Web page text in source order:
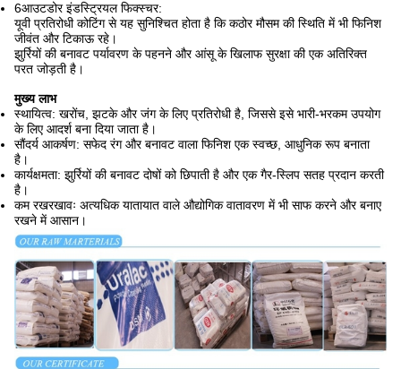
6आउटडोर इंडस्ट्रियल फिक्स्चर:
यूवी प्रतिरोधी कोटिंग से यह सुनिश्चित होता है कि कठोर मौसम की स्थिति में भी फिनिश
जीवंत और टिकाऊ रहे।
झुर्रियों की बनावट पर्यावरण के पहनने और आंसू के खिलाफ सुरक्षा की एक अतिरिक्त
परत जोड़ती है।
मुख्य लाभ
स्थायित्व: खरोंच, झटके और जंग के लिए प्रतिरोधी है, जिससे इसे भारी-भरकम उपयोग
के लिए आदर्श बना दिया जाता है।
सौंदर्य आकर्षण: सफेद रंग और बनावट वाला फिनिश एक स्वच्छ, आधुनिक रूप बनाता
है।
कार्यक्षमता: झुर्रियों की बनावट दोषों को छिपाती है और एक गैर-स्लिप सतह प्रदान करती
है।
कम रखरखावः अत्यधिक यातायात वाले औद्योगिक वातावरण में भी साफ करने और बनाए
रखने में आसान।